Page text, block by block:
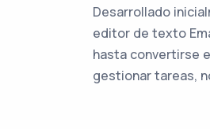
Desarrollado
editor de texto
hasta convertirse
gestionar tareas,